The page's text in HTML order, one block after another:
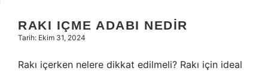
RAKI IÇME ADABI NEDIR
Tarih: Ekim 31, 2024
Rakı içerken nelere dikkat edilmeli? Rakı için ideal